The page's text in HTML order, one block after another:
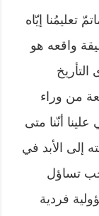
تعليمُنا إيّاه
واقعه هو
من وراء
أنّنا متى
إلى الأبد في
تساؤل
فردية